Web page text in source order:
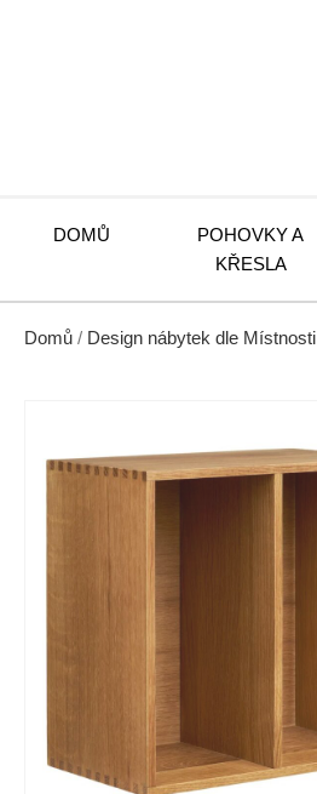
DOMŮ
POHOVKY A
KŘESLA
Domů / Design nábytek dle Místnosti